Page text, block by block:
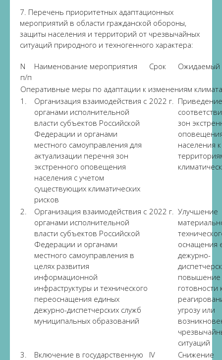
7. Перечень приоритетных адаптационных
мероприятий в области гражданской обороны,
защиты населения и территорий от чрезвычайных
ситуаций природного и техногенного характера:
N
п/п
Наименование мероприятия Срок Ожидаемый
Оперативные меры по адаптации к изменениям климата
1.
Организация взаимодействия с
органами исполнительной
власти субъектов Российской
Федерации и органами
местного самоуправления для
актуализации перечня зон
экстренного оповещения
населения с учетом
существующих климатических
рисков
2022 г.
зон
населения к
2.
Организация взаимодействия с
органами исполнительной
власти субъектов Российской
Федерации и органами
местного самоуправления в
целях развития
информационной
инфраструктуры и технического
переоснащения единых
дежурно-диспетчерских служб
муниципальных образований
2022 г. Улучшение
оснащения
дежурно-
повышение
готовности
угрозу или
ситуаций
3.
Включение в государственную
IV
Снижение